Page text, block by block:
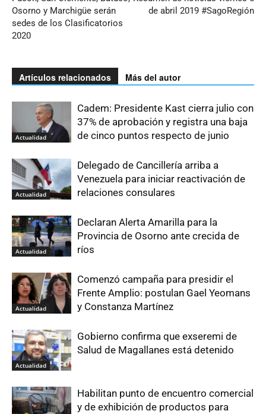
Osorno y Marchigüe serán
sedes de los Clasificatorios
2020
de abril 2019 #SagoRegión
Artículos relacionados Más del autor
Actualidad
Cadem: Presidente Kast cierra julio con
37% de aprobación y registra una baja
de cinco puntos respecto de junio
Actualidad
Delegado de Cancillería arriba a
Venezuela para iniciar reactivación de
relaciones consulares
Actualidad
Declaran Alerta Amarilla para la
Provincia de Osorno ante crecida de
ríos
Actualidad
Comenzó campaña para presidir el
Frente Amplio: postulan Gael Yeomans
y Constanza Martínez
Actualidad
Gobierno confirma que exseremi de
Salud de Magallanes está detenido
Habilitan punto de encuentro comercial
y de exhibición de productos para